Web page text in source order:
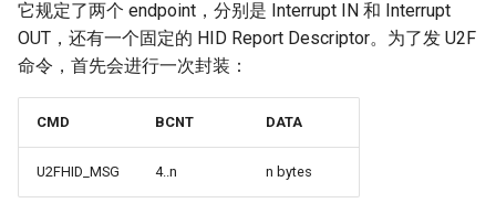
它规定了两个 endpoint，分别是 Interrupt IN 和 Interrupt
OUT，还有一个固定的 HID Report Descriptor。为了发 U2F
命令，首先会进行一次封装：
CMD BCNT DATA
U2FHID_MSG 4..n n bytes